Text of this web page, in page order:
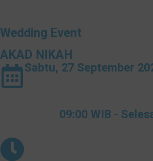
Wedding Event
AKAD NIKAH
Sabtu, 27 September
09:00 WIB -